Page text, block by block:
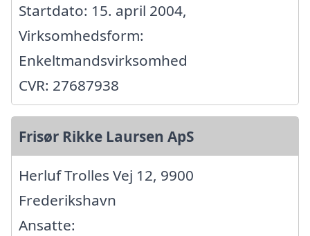
Startdato: 15. april 2004,
Virksomhedsform:
Enkeltmandsvirksomhed
CVR: 27687938
Frisør Rikke Laursen ApS
Herluf Trolles Vej 12, 9900
Frederikshavn
Ansatte: